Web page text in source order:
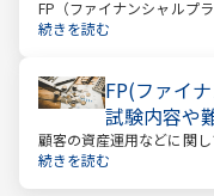
FP（ファイナンシャルプ
民間資格の2種類にわかれ
続きを読む
FP(ファイ
試験内容や
顧客の資産運用などに関
ランナー。このファイナ
続きを読む